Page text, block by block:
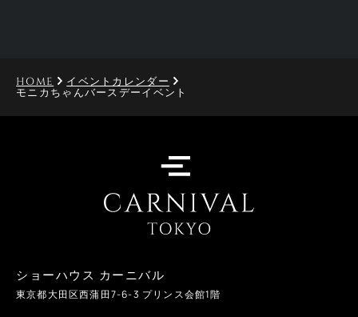
HOME イベントカレンダー
モニカちゃんバースデーイベント
ショーハウス カーニバル
東京都大田区西蒲田7-6-3 プリンス会館1階